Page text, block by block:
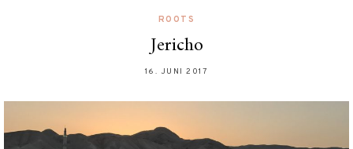
ROOTS
Jericho
16. JUNI 2017